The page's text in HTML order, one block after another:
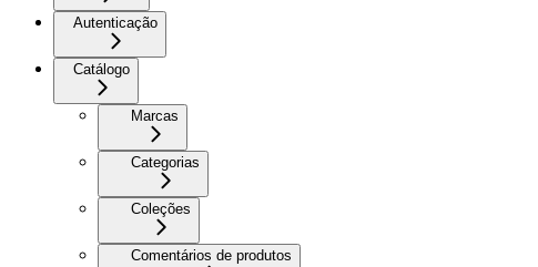
Autenticação
Catálogo
Marcas
Categorias
Coleções
Comentários de produtos